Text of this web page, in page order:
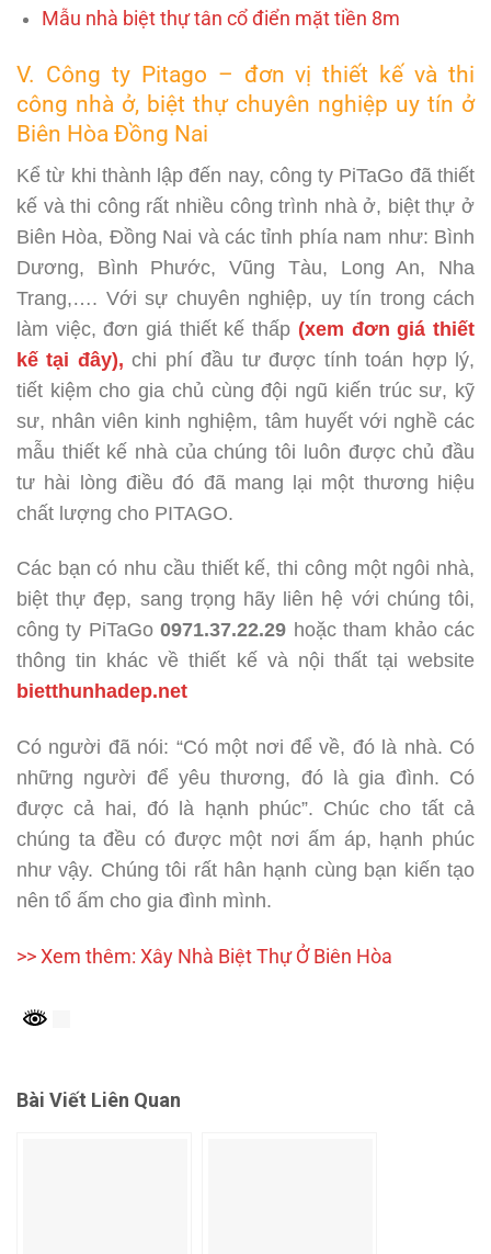
Mẫu nhà biệt thự tân cổ điển mặt tiền 8m
V. Công ty Pitago – đơn vị thiết kế và thi
công nhà ở, biệt thự chuyên nghiệp uy tín ở
Biên Hòa Đồng Nai
Kể từ khi thành lập đến nay, công ty PiTaGo đã thiết
kế và thi công rất nhiều công trình nhà ở, biệt thự ở
Biên Hòa, Đồng Nai và các tỉnh phía nam như: Bình
Dương, Bình Phước, Vũng Tàu, Long An, Nha
Trang,…. Với sự chuyên nghiệp, uy tín trong cách
làm việc, đơn giá thiết kế thấp (xem đơn giá thiết
kế tại đây), chi phí đầu tư được tính toán hợp lý,
tiết kiệm cho gia chủ cùng đội ngũ kiến trúc sư, kỹ
sư, nhân viên kinh nghiệm, tâm huyết với nghề các
mẫu thiết kế nhà của chúng tôi luôn được chủ đầu
tư hài lòng điều đó đã mang lại một thương hiệu
chất lượng cho PITAGO.
Các bạn có nhu cầu thiết kế, thi công một ngôi nhà,
biệt thự đẹp, sang trọng hãy liên hệ với chúng tôi,
công ty PiTaGo0971.37.22.29 hoặc tham khảo các
thông tin khác về thiết kế và nội thất tại website
bietthunhadep.net
Có người đã nói: “Có một nơi để về, đó là nhà. Có
những người để yêu thương, đó là gia đình. Có
được cả hai, đó là hạnh phúc”. Chúc cho tất cả
chúng ta đều có được một nơi ấm áp, hạnh phúc
như vậy. Chúng tôi rất hân hạnh cùng bạn kiến tạo
nên tổ ấm cho gia đình mình.
>> Xem thêm: Xây Nhà Biệt Thự Ở Biên Hòa
Bài Viết Liên Quan